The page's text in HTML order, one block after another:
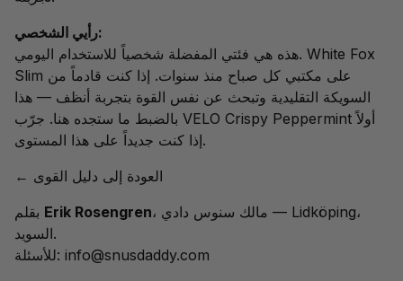
رأيي الشخصي:
هذه هي فئتي المفضلة شخصياً للاستخدام اليومي. White Fox
Slim
السويكة التقليدية وتبحث عن نفس القوة بتجربة أنظف — هذا
VELO Crispy Peppermint أولاً
إذا كنت جديداً على هذا المستوى.
← العودة إلى دليل القوى
Erik Rosengren، مالك سنوس دادي — Lidköping،
السويد.
للأسئلة: info@snusdaddy.com